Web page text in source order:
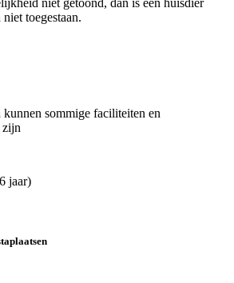
niet getoond, dan is een huisdier
niet toegestaan.
sommige faciliteiten en
zijn
jaar)